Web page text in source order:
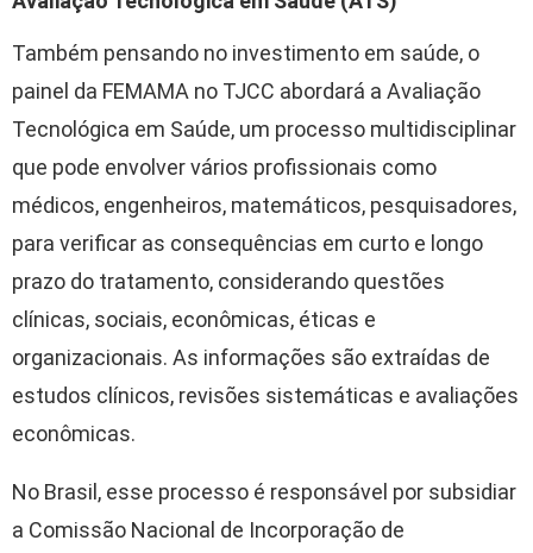
Também pensando no investimento em saúde, o
painel da FEMAMA no TJCC abordará a Avaliação
Tecnológica em Saúde, um processo multidisciplinar
que pode envolver vários profissionais como
médicos, engenheiros, matemáticos, pesquisadores,
para verificar as consequências em curto e longo
prazo do tratamento, considerando questões
clínicas, sociais, econômicas, éticas e
organizacionais. As informações são extraídas de
estudos clínicos, revisões sistemáticas e avaliações
econômicas.
No Brasil, esse processo é responsável por subsidiar
a Comissão Nacional de Incorporação de